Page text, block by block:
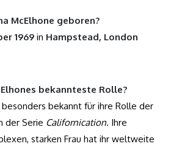
McElhone geboren?
1969 in Hampstead, London
bekannteste Rolle?
bekannt für ihre Rolle der
der Serie Californication. Ihre
starken Frau hat ihr weltweite